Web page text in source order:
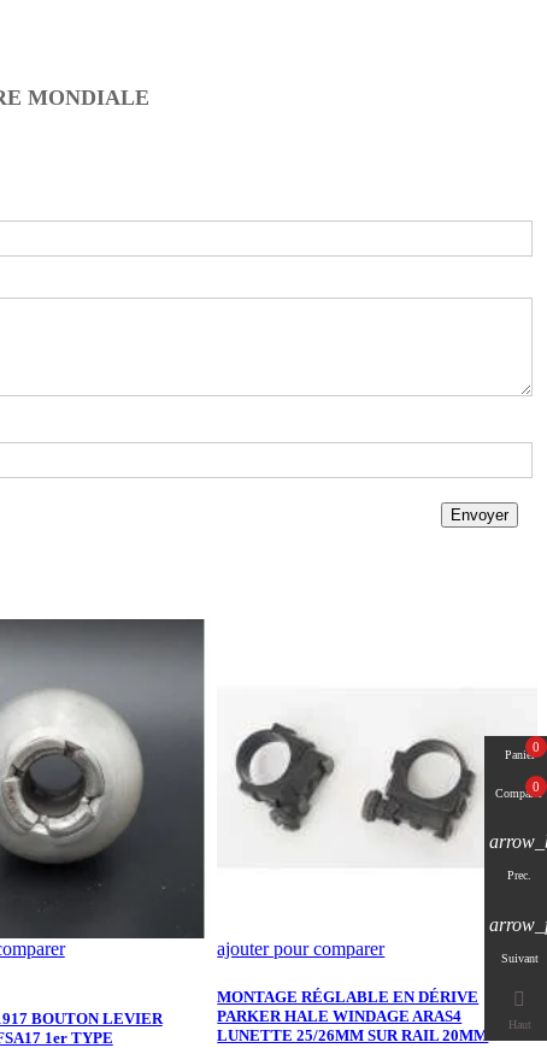
MONDIALE
Envoyer
BOUTON LEVIER
1er TYPE
ajouter pour comparer
MONTAGE RÉGLABLE EN DÉRIVE
PARKER HALE WINDAGE ARAS4
LUNETTE 25/26MM SUR RAIL 20MM
Panier
0
Comparer
0
Prec.
Suivant

Haut